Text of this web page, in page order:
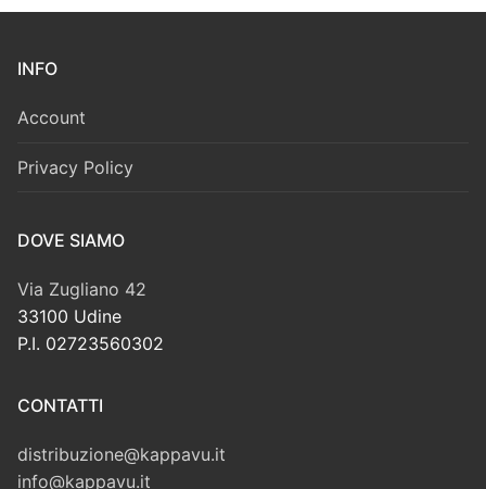
INFO
Account
Privacy Policy
DOVE SIAMO
Via Zugliano 42
33100 Udine
P.I. 02723560302
CONTATTI
distribuzione@kappavu.it
info@kappavu.it